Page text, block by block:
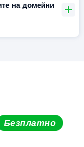
на домейни
Безплатно